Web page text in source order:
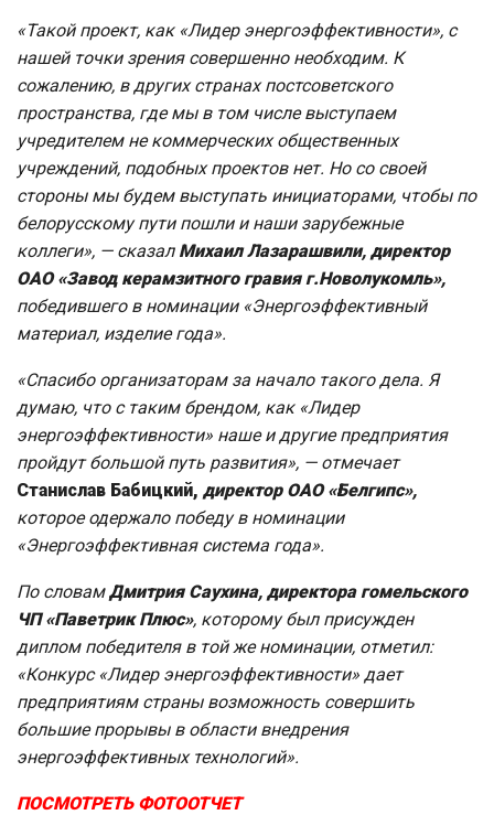
«Такой проект, как «Лидер энергоэффективности», с
нашей точки зрения совершенно необходим. К
сожалению, в других странах постсоветского
пространства, где мы в том числе выступаем
учредителем не коммерческих общественных
учреждений, подобных проектов нет. Но со своей
стороны мы будем выступать инициаторами, чтобы по
белорусскому пути пошли и наши зарубежные
коллеги», — сказал Михаил Лазарашвили, директор
ОАО «Завод керамзитного гравия г.Новолукомль»,
победившего в номинации «Энергоэффективный
материал, изделие года».
«Спасибо организаторам за начало такого дела. Я
думаю, что с таким брендом, как «Лидер
энергоэффективности» наше и другие предприятия
пройдут большой путь развития», — отмечает
Станислав Бабицкий, директор ОАО «Белгипс»,
которое одержало победу в номинации
«Энергоэффективная система года».
По словамДмитрия Саухина, директора гомельского
ЧП «Паветрик Плюс», которому был присужден
диплом победителя в той же номинации, отметил:
«Конкурс «Лидер энергоэффективности» дает
предприятиям страны возможность совершить
большие прорывы в области внедрения
энергоэффективных технологий».
ПОСМОТРЕТЬ ФОТООТЧЕТ